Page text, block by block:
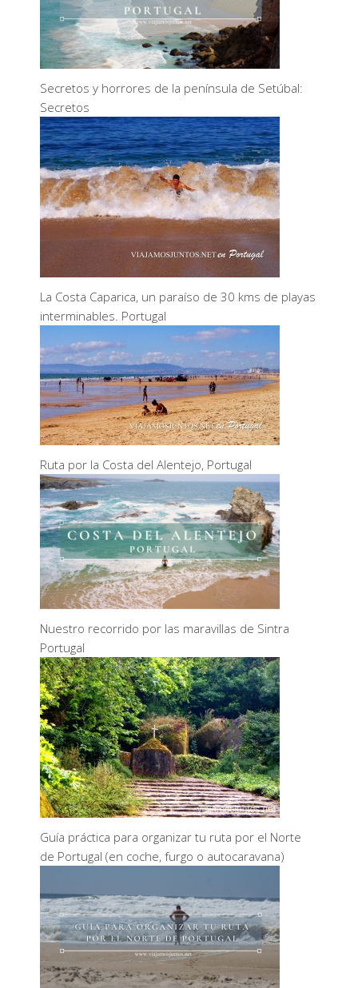
Secretos y horrores de la península de Setúbal:
Secretos
La Costa Caparica, un paraíso de 30 kms de playas
interminables. Portugal
Ruta por la Costa del Alentejo, Portugal
Nuestro recorrido por las maravillas de Sintra
Portugal
Guía práctica para organizar tu ruta por el Norte
de Portugal (en coche, furgo o autocaravana)